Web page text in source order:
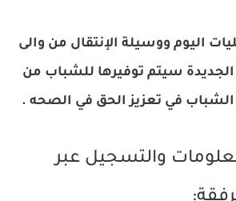
اليوم ووسيلة الإنتقال من والى
الجديدة سيتم توفيرها للشباب من
في تعزيز الحق في الصحه .
والتسجيل عبر